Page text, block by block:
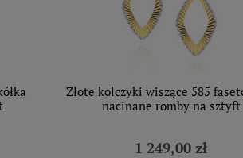
Złote kolczyki wiszące 585
nacinane romby na sztyft
1 249,00 zł